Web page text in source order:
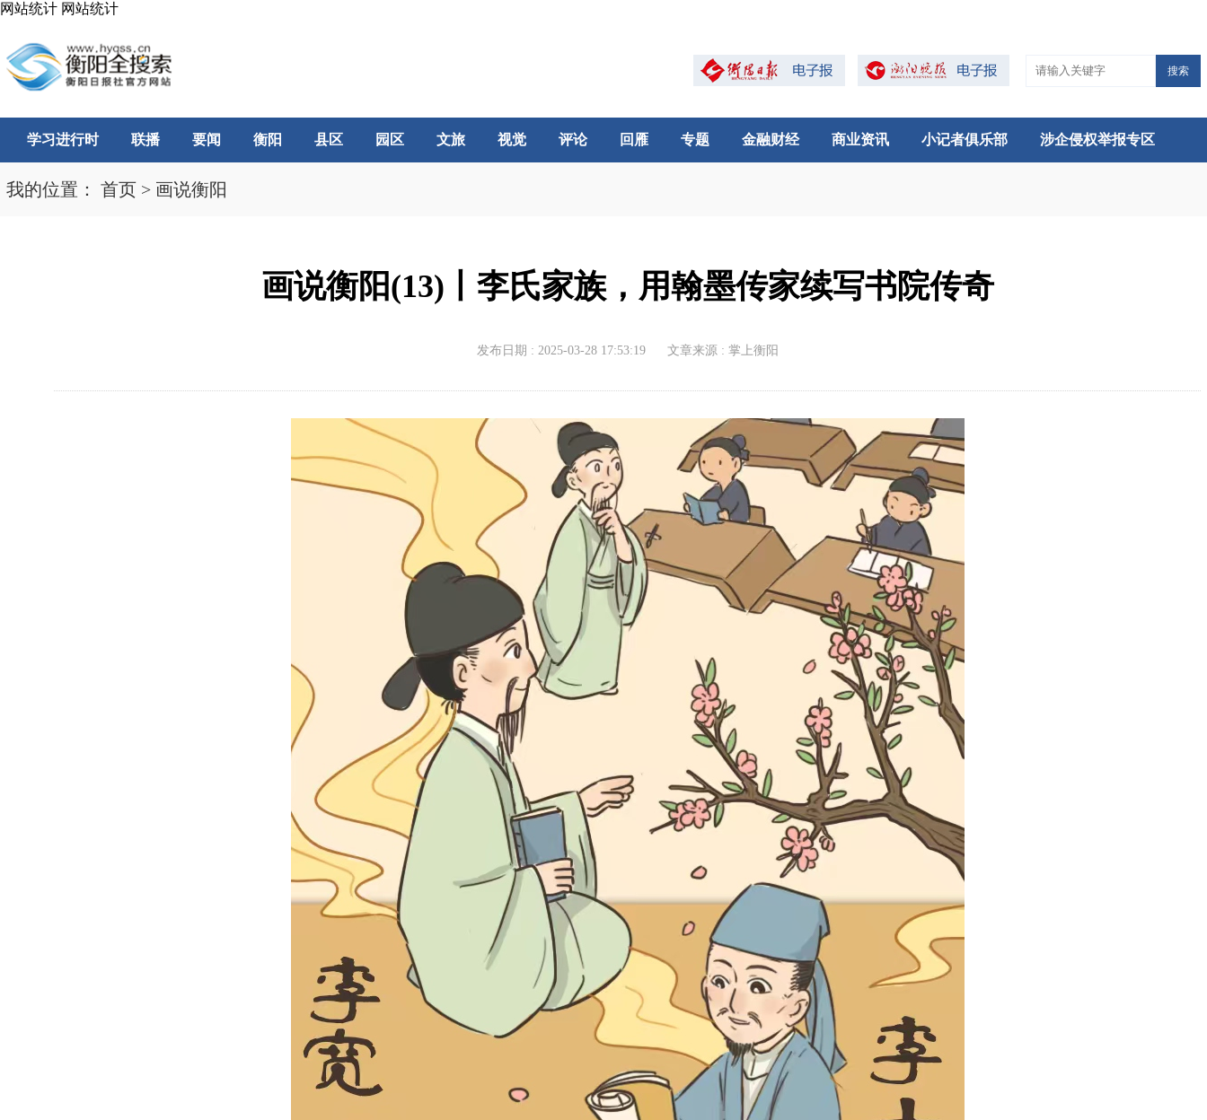
网站统计 网站统计
搜索
学习进行时 联播 要闻 衡阳 县区 园区 文旅 视觉 评论 回雁 专题 金融财经 商业资讯 小记者俱乐部 涉企侵权举报专区
我的位置： 首页 > 画说衡阳
画说衡阳(13)丨李氏家族，用翰墨传家续写书院传奇
发布日期 : 2025-03-28 17:53:19 文章来源 : 掌上衡阳